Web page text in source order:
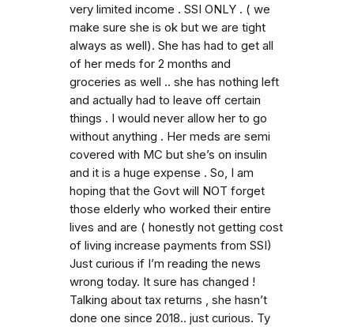
very limited income . SSI ONLY . ( we
make sure she is ok but we are tight
always as well). She has had to get all
of her meds for 2 months and
groceries as well .. she has nothing left
and actually had to leave off certain
things . I would never allow her to go
without anything . Her meds are semi
covered with MC but she’s on insulin
and it is a huge expense . So, I am
hoping that the Govt will NOT forget
those elderly who worked their entire
lives and are ( honestly not getting cost
of living increase payments from SSI)
Just curious if I’m reading the news
wrong today. It sure has changed !
Talking about tax returns , she hasn’t
done one since 2018.. just curious. Ty